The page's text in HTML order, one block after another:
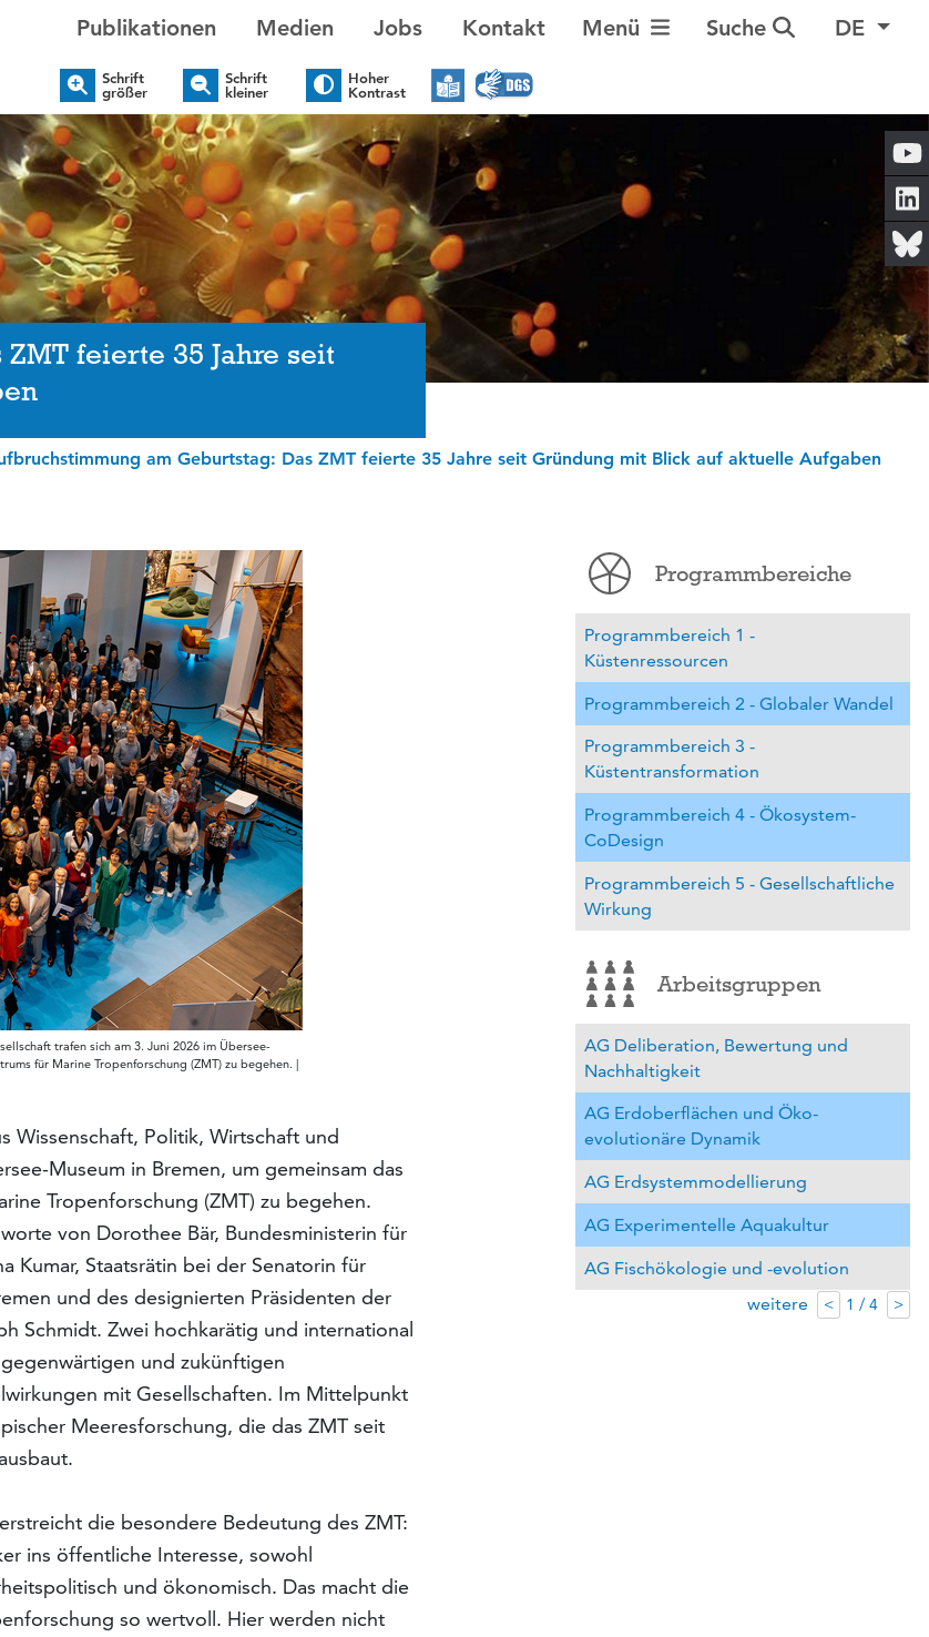
Publikationen Medien Jobs Kontakt Navigation umschalten
Menü Suche DE
Schrift
größer
Schrift
kleiner
Hoher
Kontrast
feierte 35 Jahre seit
am Geburtstag: Das ZMT feierte 35 Jahre seit Gründung mit Blick auf aktuelle Aufgaben
trafen sich am 3. Juni 2026 im Übersee-
für Marine Tropenforschung (ZMT) zu begehen. |
Wissenschaft, Politik, Wirtschaft und
Museum in Bremen, um gemeinsam das
Tropenforschung (ZMT) zu begehen.
von Dorothee Bär, Bundesministerin für
Kumar, Staatsrätin bei der Senatorin für
und des designierten Präsidenten der
Schmidt. Zwei hochkarätig und international
und zukünftigen
mit Gesellschaften. Im Mittelpunkt
Meeresforschung, die das ZMT seit
die besondere Bedeutung des ZMT:
ins öffentliche Interesse, sowohl
und ökonomisch. Das macht die
so wertvoll. Hier werden nicht
Programmbereiche
Programmbereich 1 -
Küstenressourcen
Programmbereich 2 - Globaler Wandel
Programmbereich 3 -
Küstentransformation
Programmbereich 4 - Ökosystem-
CoDesign
Programmbereich 5 - Gesellschaftliche
Wirkung
Arbeitsgruppen
AG Deliberation, Bewertung und
Nachhaltigkeit
AG Erdoberflächen und Öko-
evolutionäre Dynamik
AG Erdsystemmodellierung
AG Experimentelle Aquakultur
AG Fischökologie und -evolution
weitere
< 1 / 4 >